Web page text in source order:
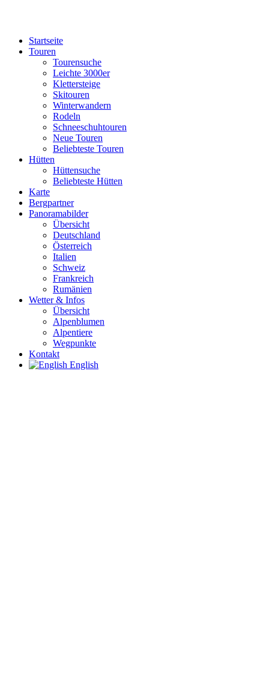
Startseite
Touren
Tourensuche
Leichte 3000er
Klettersteige
Skitouren
Winterwandern
Rodeln
Schneeschuhtouren
Neue Touren
Beliebteste Touren
Hütten
Hüttensuche
Beliebteste Hütten
Karte
Bergpartner
Panoramabilder
Übersicht
Deutschland
Österreich
Italien
Schweiz
Frankreich
Rumänien
Wetter & Infos
Übersicht
Alpenblumen
Alpentiere
Wegpunkte
Kontakt
English